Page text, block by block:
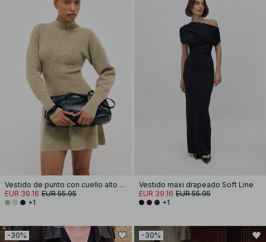
Vestido de punto con cuello alto y mangas abullonadas
EUR 39.16 EUR 55.95
+1
Vestido maxi drapeado Soft Line
EUR 39.16 EUR 55.95
+1
-30% -30%